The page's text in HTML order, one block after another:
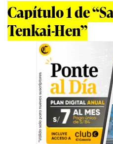
Capítulo 1 de
Tenkai-Hen”